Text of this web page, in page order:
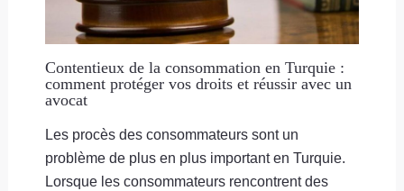
Contentieux de la consommation en Turquie :
comment protéger vos droits et réussir avec un
avocat
Les procès des consommateurs sont un
problème de plus en plus important en Turquie.
Lorsque les consommateurs rencontrent des